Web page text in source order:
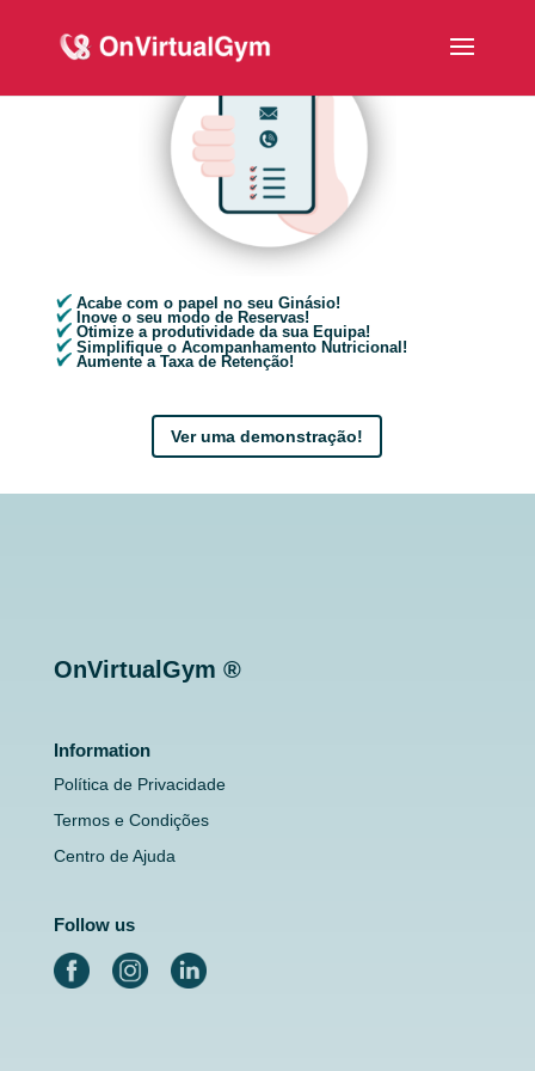
Acabe com o papel no seu Ginásio!
Inove o seu modo de Reservas!
Otimize a produtividade da sua Equipa!
Simplifique o Acompanhamento Nutricional!
Aumente a Taxa de Retenção!
Ver uma demonstração!
OnVirtualGym ®
Information
Política de Privacidade
Termos e Condições
Centro de Ajuda
Follow us